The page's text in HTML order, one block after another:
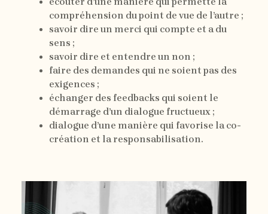
compréhension du point de vue de l’autre ;
savoir dire un merci qui compte et a du
sens ;
savoir dire et entendre un non ;
faire des demandes qui ne soient pas des
exigences ;
échanger des feedbacks qui soient le
démarrage d’un dialogue fructueux ;
dialogue d’une manière qui favorise la co-
création et la responsabilisation.